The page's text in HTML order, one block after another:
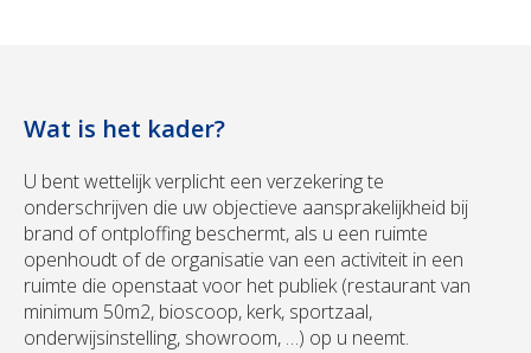
Wat is het kader?
U bent wettelijk verplicht een verzekering te
onderschrijven die uw objectieve aansprakelijkheid bij
brand of ontploffing beschermt, als u een ruimte
openhoudt of de organisatie van een activiteit in een
ruimte die openstaat voor het publiek (restaurant van
minimum 50m2, bioscoop, kerk, sportzaal,
onderwijsinstelling, showroom, …) op u neemt.